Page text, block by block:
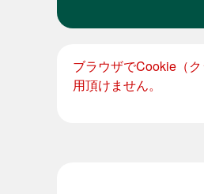
文
ブラウザでCookie（
用頂けません。